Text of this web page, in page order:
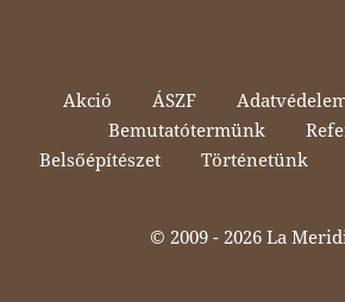
Akció ÁSZF
Bemutatótermünk
Belsőépítészet
Történetünk
© 2009 - 2026 La